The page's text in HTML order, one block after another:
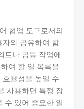
협업 도구로서의
자와 공유하여 함
트나 공동 작업에
여 할 일 목록을
율성을 높일 수
사용하면 특정 장
수 있어 중요한 일